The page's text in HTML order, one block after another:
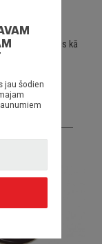
auto un kalpos kā
kartona ar
jau šodien